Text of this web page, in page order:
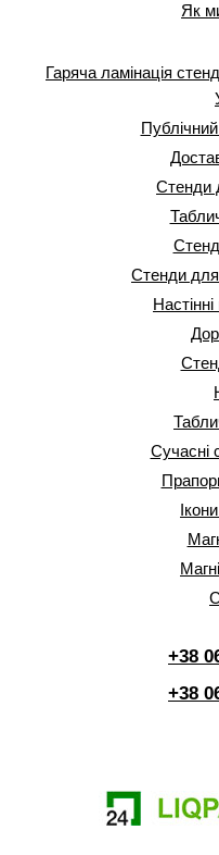
Як
Гаряча ламінація
Стенди
Стенди
Сучасні
+38
+38